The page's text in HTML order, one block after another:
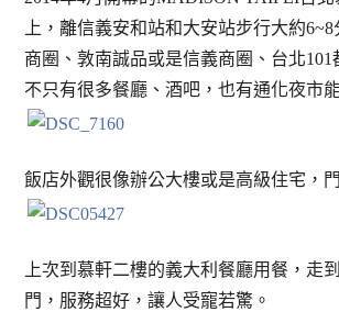
上，離信義安和站和大安站步行大約
商圈、敦南誠品或是信義商圈、台北
不只有很多餐廳、酒吧，也有通化夜市
飯店外觀很像辦公大樓或是高級住宅，
上次到慕軒二樓的義大利餐廳用餐，走
門，服務超好，讓人受寵若驚。